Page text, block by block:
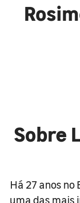
Sobre
Há 27 anos no
uma das mais